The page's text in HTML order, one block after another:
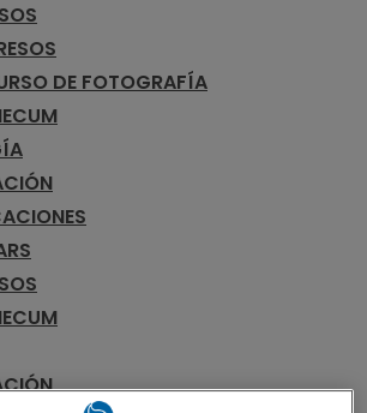
DE FOTOGRAFÍA